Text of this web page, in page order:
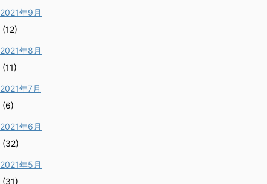
2021年9月
(12)
2021年8月
(11)
2021年7月
(6)
2021年6月
(32)
2021年5月
(31)